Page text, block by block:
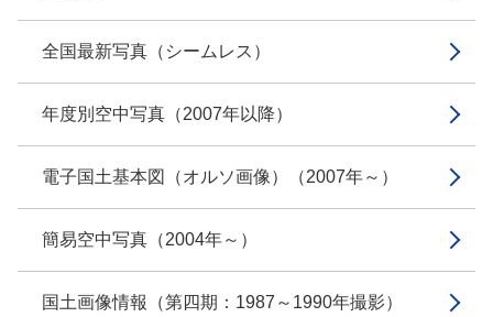
全国最新写真（シームレス）
年度別空中写真（2007年以降）
電子国土基本図（オルソ画像）（2007年～）
簡易空中写真（2004年～）
国土画像情報（第四期：1987～1990年撮影）